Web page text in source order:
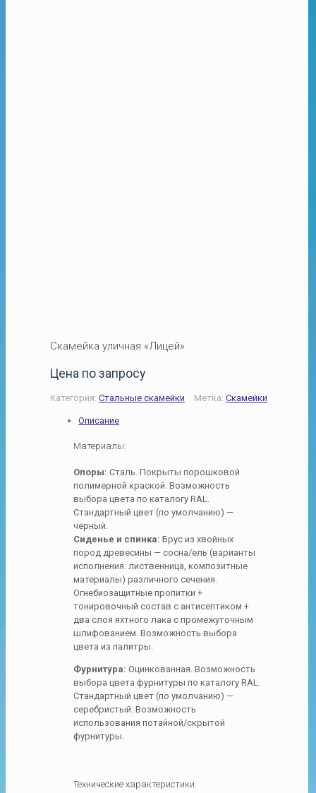
Скамейка уличная «Лицей»
Цена по запросу
Категория: Стальные скамейки Метка: Скамейки
Описание
Материалы:
Опоры: Cталь. Покрыты порошковой
полимерной краской . Возможность
выбора цвета по каталогу RAL
Стандартный цвет (по умолчанию) —
черный.
Сиденье и спинка: Брус из хвойных
пород древесины — сосна/ель (варианты
исполнения: лиственница, композитные
материалы) различного сечения
Огнебиозащитные пропитки +
тонировочный состав с антисептиком +
два слоя яхтного лака с промежуточным
шлифованием. Возможность выбора
цвета из палитры.
Фурнитура: Оцинкованная. Возможность
выбора цвета фурнитуры по каталогу RAL.
Стандартный цвет (по умолчанию) —
серебристый. Возможность
использования потайной/скрытой
фурнитуры.
Технические характеристики: